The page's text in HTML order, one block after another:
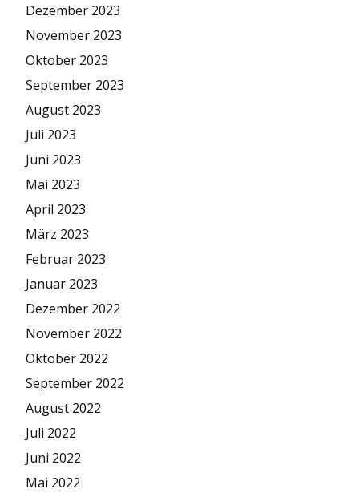
Dezember 2023
November 2023
Oktober 2023
September 2023
August 2023
Juli 2023
Juni 2023
Mai 2023
April 2023
März 2023
Februar 2023
Januar 2023
Dezember 2022
November 2022
Oktober 2022
September 2022
August 2022
Juli 2022
Juni 2022
Mai 2022